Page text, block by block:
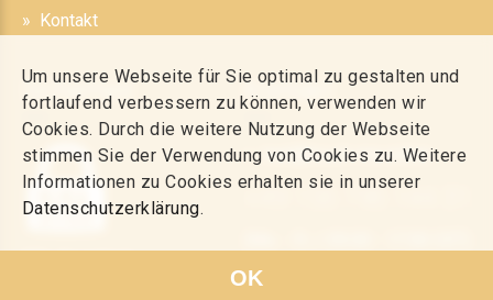
Um unsere Webseite für Sie optimal zu gestalten und
fortlaufend verbessern zu können, verwenden wir
Cookies. Durch die weitere Nutzung der Webseite
stimmen Sie der Verwendung von Cookies zu. Weitere
Informationen zu Cookies erhalten sie in unserer
Datenschutzerklärung.
OK
Kontakt
Sicherheit Kontakt
mail@touch-me.online
+49 156 796 144 31